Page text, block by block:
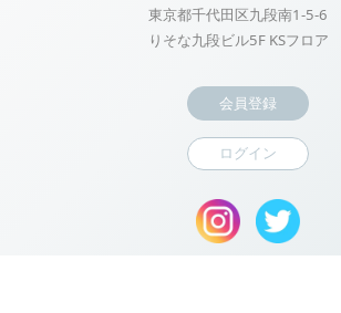
東京都千代田区九段南1-5-6
りそな九段ビル5F KSフロア
会員登録
ログイン